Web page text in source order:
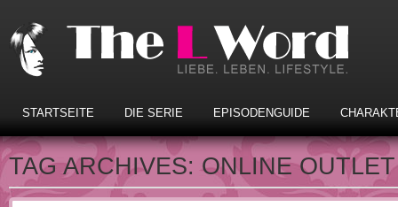
STARTSEITE DIE SERIE EPISODENGUIDE
TAG ARCHIVES: ONLINE